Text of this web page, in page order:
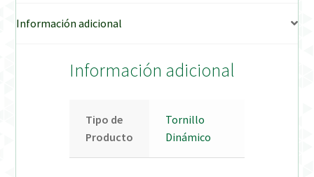
Información adicional
Información adicional
Tipo de
Producto
Tornillo
Dinámico